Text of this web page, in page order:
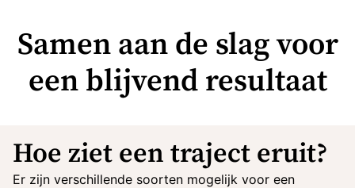
Samen aan de slag voor
een blijvend resultaat
Hoe ziet een traject eruit?
Er zijn verschillende soorten mogelijk voor een